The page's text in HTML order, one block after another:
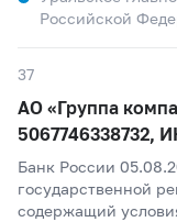
Российской
37
АО «Группа
5067746338732,
Банк России
государственной
содержащий